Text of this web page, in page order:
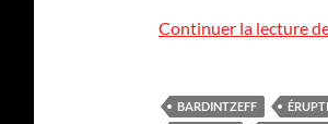
Continuer la lecture
BARDINTZEFF